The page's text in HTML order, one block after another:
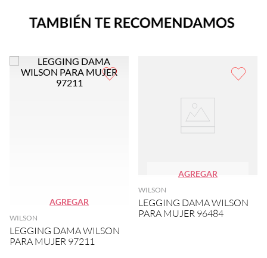
AGREGAR
WILSON
LEGGING DAMA WILSON
PARA MUJER 97211
AGREGAR
WILSON
LEGGING DAMA WILSON
PARA MUJER 96484